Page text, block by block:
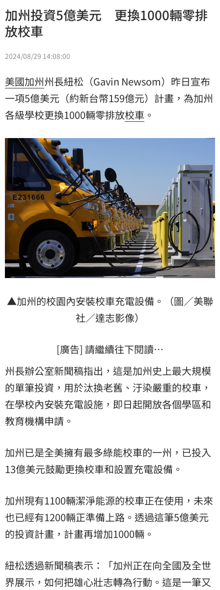
加州投資5億美元 更換1000輛零排
放校車
2024/08/29 14:08:00
美國加州州長紐松（Gavin Newsom）昨日宣布
一項5億美元（約新台幣159億元）計畫，為加州
各級學校更換1000輛零排放校車 。
▲加州的校園內安裝校車充電設備。（圖／美聯
社／達志影像）
[廣告] 請繼續往下閱讀…
州長辦公室新聞稿指出，這是加州史上最大規模
的單筆投資，用於汰換老舊、汙染嚴重的校車，
在學校內安裝充電設施，即日起開放各個學區和
教育機構申請。
加州已是全美擁有最多綠能校車的一州，已投入
13億美元鼓勵更換校車和設置充電設備。
加州現有1100輛潔淨能源的校車正在使用，未來
也已經有1200輛正準備上路。透過這筆5億美元
的投資計畫，計畫再增加1000輛。
紐松透過新聞稿表示：「加州正在向全國及全世
界展示，如何把雄心壯志轉為行動。這是一筆又